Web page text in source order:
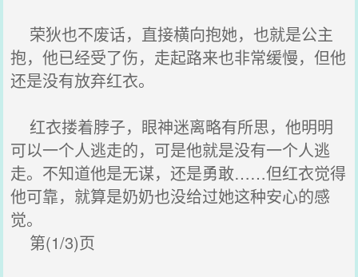
荣狄也不废话，直接横向抱她，也就是公主
抱，他已经受了伤，走起路来也非常缓慢，但他
还是没有放弃红衣。
红衣搂着脖子，眼神迷离略有所思，他明明
可以一个人逃走的，可是他就是没有一个人逃
走。不知道他是无谋，还是勇敢……但红衣觉得
他可靠，就算是奶奶也没给过她这种安心的感
觉。
第(1/3)页